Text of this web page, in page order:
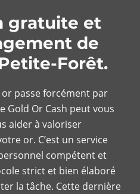
gratuite et
de
Forêt.
or passe forcément par
Gold Or Cash peut vous
aider à valoriser
or. C’est un service
compétent et
strict et bien élaboré
la tâche. Cette dernière